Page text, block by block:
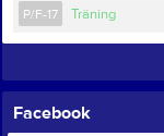
P/F-17 Träning
Facebook